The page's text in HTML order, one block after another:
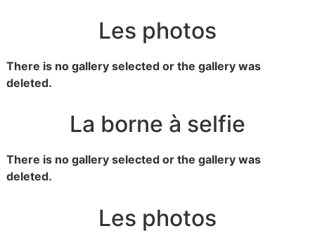
Les photos
There is no gallery selected or the gallery was
deleted.
La borne à selfie
There is no gallery selected or the gallery was
deleted.
Les photos